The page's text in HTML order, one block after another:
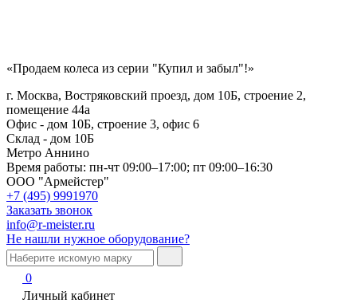
«Продаем колеса из серии "Купил и забыл"!»
г. Москва, Востряковский проезд, дом 10Б, строение 2,
помещение 44а
Офис - дом 10Б, строение 3, офис 6
Склад - дом 10Б
Метро Аннино
Время работы: пн-чт 09:00–17:00; пт 09:00–16:30
ООО "Армейстер"
+7 (495) 9991970
Заказать звонок
info@r-meister.ru
Не нашли нужное оборудование?
0
Личный кабинет